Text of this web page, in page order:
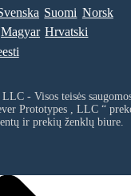
Suomi Norsk
Magyar Hrvatski
- Visos teisės
Prototypes , LLC“
ir prekių ženklų biure.